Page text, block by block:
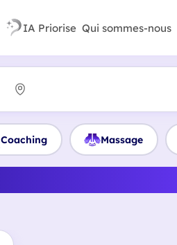
IA Priorise Qui sommes-nous
Coaching Massage